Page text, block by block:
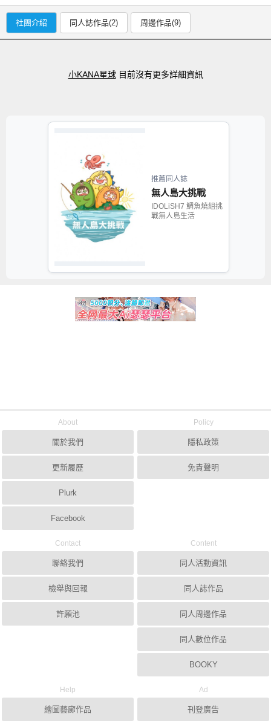
社團介紹 同人誌作品(2) 周邊作品(9)
小KANA星球目前沒有更多詳細資訊
推薦同人誌
無人島大挑戰
IDOLiSH7 鯛魚燒組挑
戰無人島生活
About
關於我們
更新履歷
Plurk
Facebook
Policy
隱私政策
免責聲明
Contact
聯絡我們
檢舉與回報
許願池
Content
同人活動資訊
同人誌作品
同人周邊作品
同人數位作品
BOOKY
Help
繪圖藝廊作品
Ad
刊登廣告